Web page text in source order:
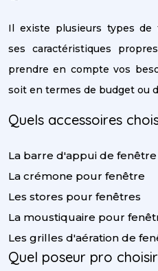
Il existe plusieurs types de
ses caractéristiques
prendre en compte vos
soit en termes de budget ou
Quels accessoires
La barre d'appui de fenêtre
La crémone pour fenêtre
Les stores pour fenêtres
La moustiquaire pour
Les grilles d'aération de
Quel poseur pro